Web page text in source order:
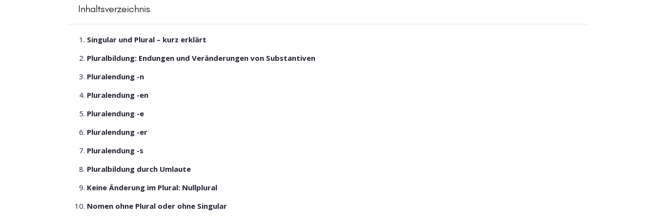
Inhaltsverzeichnis
Singular und Plural – kurz erklärt
Pluralbildung: Endungen und Veränderungen von Substantiven
Pluralendung -n
Pluralendung -en
Pluralendung -e
Pluralendung -er
Pluralendung -s
Pluralbildung durch Umlaute
Keine Änderung im Plural: Nullplural
Nomen ohne Plural oder ohne Singular